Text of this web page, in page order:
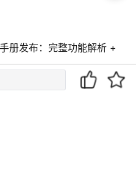
册发布：完整功能解析 +
（Spec-Driven Developm